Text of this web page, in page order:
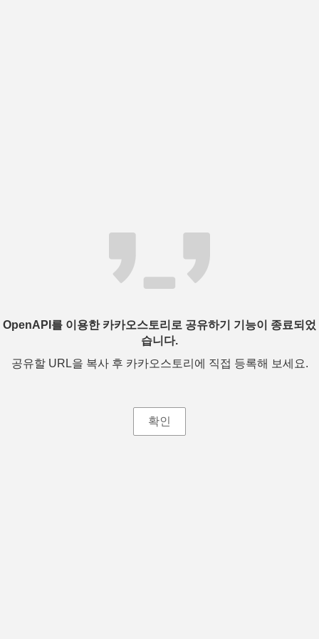
OpenAPI를 이용한 카카오스토리로 공유하기 기능이 종료되었
습니다.
공유할 URL을 복사 후 카카오스토리에 직접 등록해 보세요.
확인